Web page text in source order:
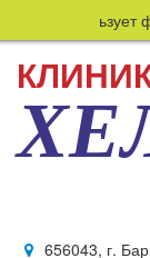
сайт использует
656043, г.